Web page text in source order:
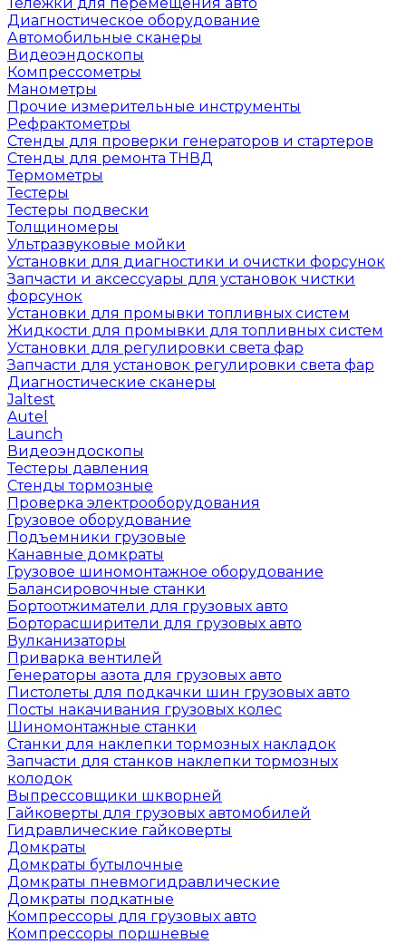
Диагностическое оборудование
Автомобильные сканеры
Видеоэндоскопы
Компрессометры
Манометры
Прочие измерительные инструменты
Рефрактометры
Стенды для проверки генераторов и стартеров
Стенды для ремонта ТНВД
Термометры
Тестеры
Тестеры подвески
Толщиномеры
Ультразвуковые мойки
Установки для диагностики и очистки форсунок
Запчасти и аксессуары для установок чистки
форсунок
Установки для промывки топливных систем
Жидкости для промывки для топливных систем
Установки для регулировки света фар
Запчасти для установок регулировки света фар
Диагностические сканеры
Jaltest
Autel
Launch
Видеоэндоскопы
Тестеры давления
Стенды тормозные
Проверка электрооборудования
Грузовое оборудование
Подъемники грузовые
Канавные домкраты
Грузовое шиномонтажное оборудование
Балансировочные станки
Бортоотжиматели для грузовых авто
Борторасширители для грузовых авто
Вулканизаторы
Приварка вентилей
Генераторы азота для грузовых авто
Пистолеты для подкачки шин грузовых авто
Посты накачивания грузовых колес
Шиномонтажные станки
Станки для наклепки тормозных накладок
Запчасти для станков наклепки тормозных
колодок
Выпрессовщики шкворней
Гайковерты для грузовых автомобилей
Гидравлические гайковерты
Домкраты
Домкраты бутылочные
Домкраты пневмогидравлические
Домкраты подкатные
Компрессоры для грузовых авто
Компрессоры поршневые